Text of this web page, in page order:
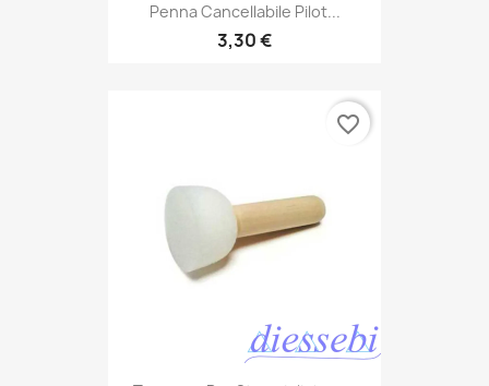
Penna Cancellabile Pilot...
3,30 €
favorite_border